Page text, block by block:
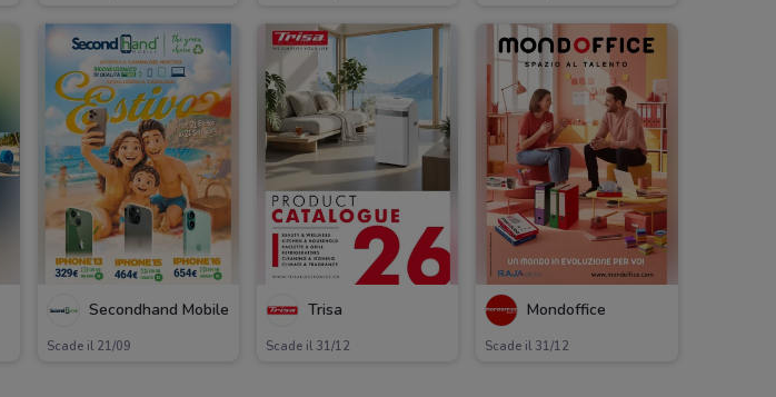
Secondhand Mobile
Scade il 21/09
Trisa
Scade il 31/12
Mondoffice
Scade il 31/12